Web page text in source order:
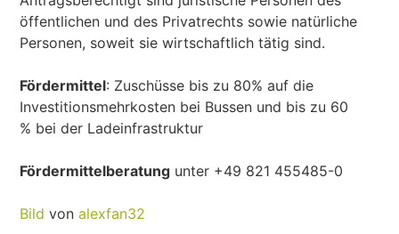
öffentlichen und des Privatrechts sowie natürliche
Personen, soweit sie wirtschaftlich tätig sind.
Fördermittel: Zuschüsse bis zu 80% auf die
Investitionsmehrkosten bei Bussen und bis zu 60
% bei der Ladeinfrastruktur
Fördermittelberatung unter +49 821 455485-0
Bild vonalexfan32